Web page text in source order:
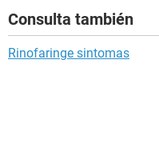
Consulta también
Rinofaringe sintomas